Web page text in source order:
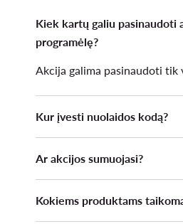
Kiek kartų galiu pasinaudoti
programėlę?
Akcija galima pasinaudoti tik
Kur įvesti nuolaidos kodą?
Užsakymą Krepšelio skiltyje ir
Ar akcijos sumuojasi?
Organizatoriaus vykdomomis
Kokiems produktams